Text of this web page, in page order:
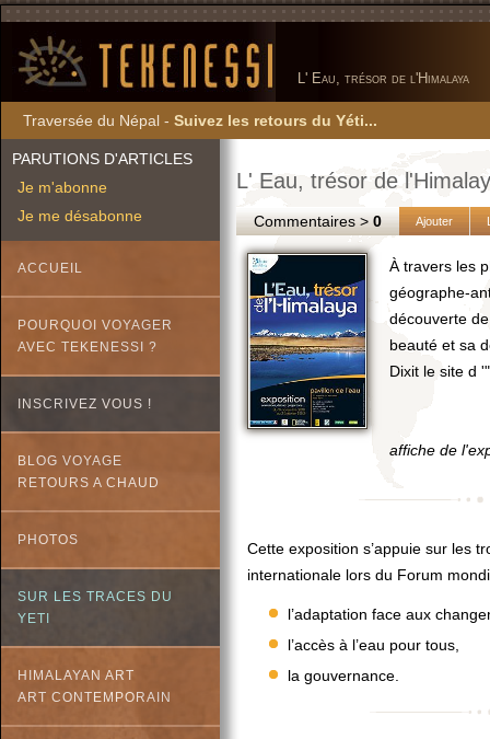
L' Eau, trésor de l'Himalaya
Traversée du Népal - Suivez les retours du Yéti...
PARUTIONS D'ARTICLES
Je m'abonne
Je me désabonne
ACCUEIL
POURQUOI VOYAGER
AVEC TEKENESSI ?
INSCRIVEZ VOUS !
BLOG VOYAGE
RETOURS A CHAUD
PHOTOS
SUR LES TRACES DU
YETI
HIMALAYAN ART
ART CONTEMPORAIN
L' Eau, trésor de
Commentaires >0 Ajouter
À travers les
géographe-
découverte
beauté et sa
Dixit le site d
affiche de
Cette exposition s’appuie sur les
internationale lors du Forum
l’adaptation face aux
l’accès à l’eau pour tous,
la gouvernance.